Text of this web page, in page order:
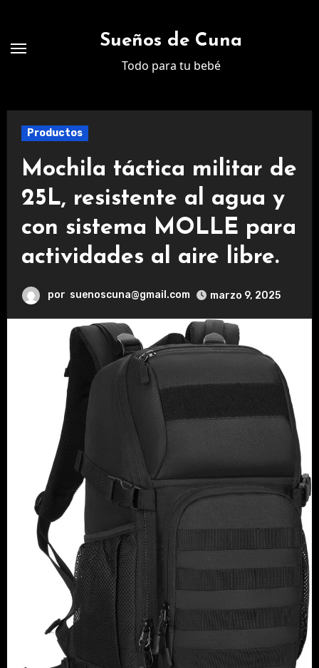
contenido
Sueños de Cuna
Todo para tu bebé
Productos
Mochila táctica militar de
25L, resistente al agua y
con sistema MOLLE para
actividades al aire libre.
por suenoscuna@gmail.com marzo 9, 2025